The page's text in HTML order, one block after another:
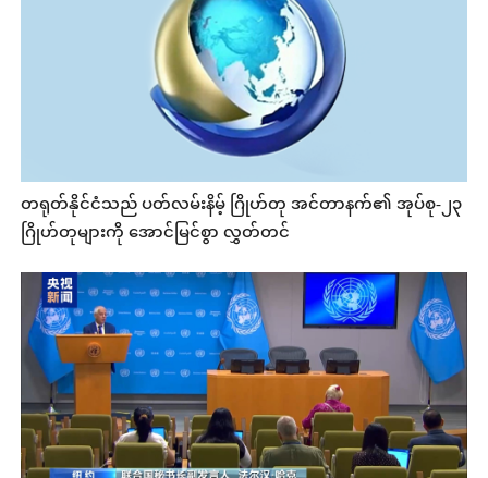
တရုတ်နိုင်ငံသည် ပတ်လမ်းနိမ့် ဂြိုဟ်တု အင်တာနက်၏ အုပ်စု-၂၃
ဂြိုဟ်တုများကို အောင်မြင်စွာ လွှတ်တင်